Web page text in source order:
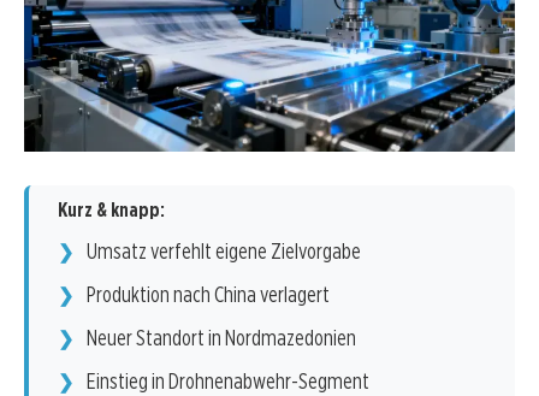
Kurz & knapp:
Umsatz verfehlt eigene Zielvorgabe
Produktion nach China verlagert
Neuer Standort in Nordmazedonien
Einstieg in Drohnenabwehr-Segment